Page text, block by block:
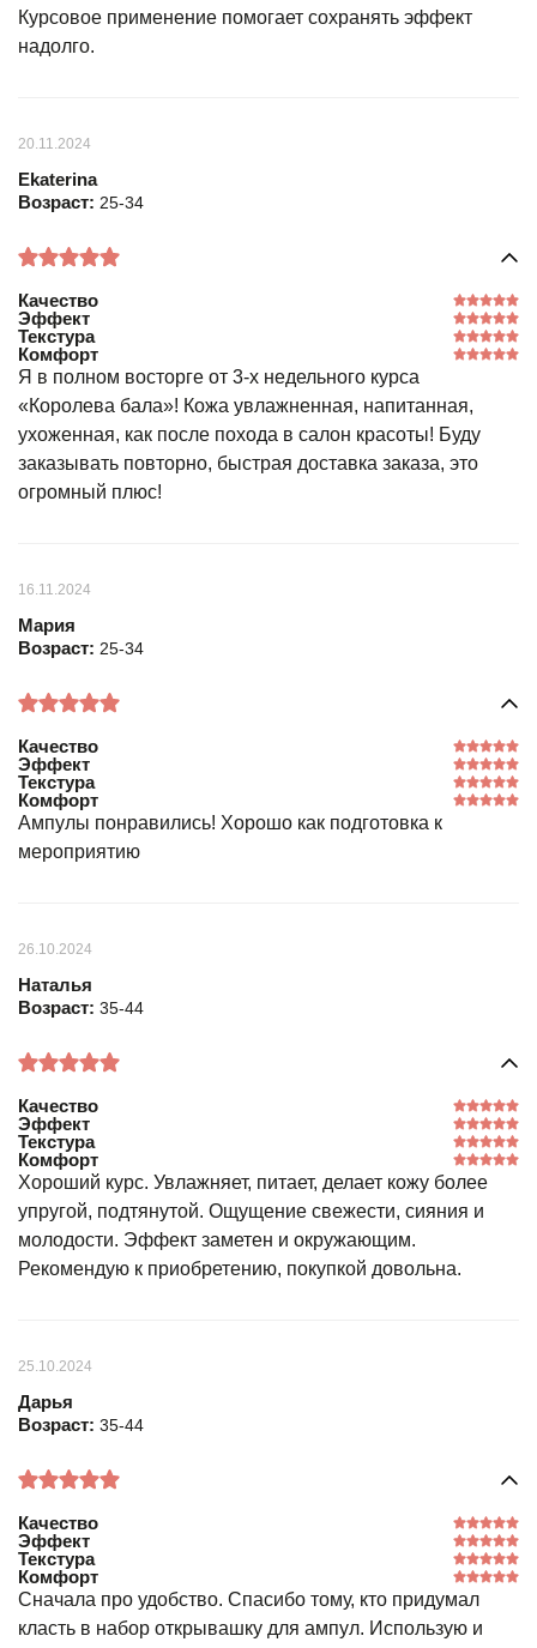
Курсовое применение помогает сохранять эффект
надолго.
20.11.2024
Ekaterina
Возраст: 25-34
Качество
Эффект
Текстура
Комфорт
Я в полном восторге от 3-х недельного курса
«Королева бала»! Кожа увлажненная, напитанная,
ухоженная, как после похода в салон красоты! Буду
заказывать повторно, быстрая доставка заказа, это
огромный плюс!
16.11.2024
Мария
Возраст: 25-34
Качество
Эффект
Текстура
Комфорт
Ампулы понравились! Хорошо как подготовка к
мероприятию
26.10.2024
Наталья
Возраст: 35-44
Качество
Эффект
Текстура
Комфорт
Хороший курс. Увлажняет, питает, делает кожу более
упругой, подтянутой. Ощущение свежести, сияния и
молодости. Эффект заметен и окружающим.
Рекомендую к приобретению, покупкой довольна.
25.10.2024
Дарья
Возраст: 35-44
Качество
Эффект
Текстура
Комфорт
Сначала про удобство. Спасибо тому, кто придумал
класть в набор открывашку для ампул. Использую и